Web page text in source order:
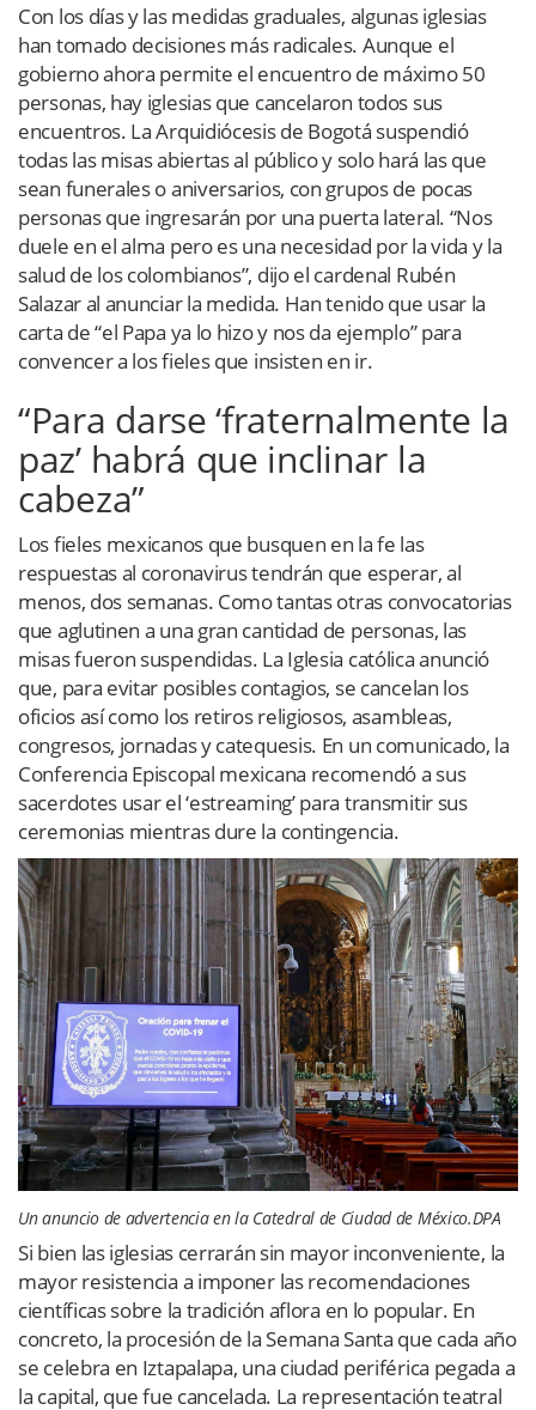
Con los días y las medidas graduales, algunas iglesias
han tomado decisiones más radicales. Aunque el
gobierno ahora permite el encuentro de máximo 50
personas, hay iglesias que cancelaron todos sus
encuentros. La Arquidiócesis de Bogotá suspendió
todas las misas abiertas al público y solo hará las que
sean funerales o aniversarios, con grupos de pocas
personas que ingresarán por una puerta lateral. “Nos
duele en el alma pero es una necesidad por la vida y la
salud de los colombianos”, dijo el cardenal Rubén
Salazar al anunciar la medida. Han tenido que usar la
carta de “el Papa ya lo hizo y nos da ejemplo” para
convencer a los fieles que insisten en ir.
“Para darse ‘fraternalmente la
paz’ habrá que inclinar la
cabeza”
Los fieles mexicanos que busquen en la fe las
respuestas al coronavirus tendrán que esperar, al
menos, dos semanas. Como tantas otras convocatorias
que aglutinen a una gran cantidad de personas, las
misas fueron suspendidas. La Iglesia católica anunció
que, para evitar posibles contagios, se cancelan los
oficios así como los retiros religiosos, asambleas,
congresos, jornadas y catequesis. En un comunicado, la
Conferencia Episcopal mexicana recomendó a sus
sacerdotes usar el ‘estreaming’ para transmitir sus
ceremonias mientras dure la contingencia.
Un anuncio de advertencia en la Catedral de Ciudad de México.DPA
Si bien las iglesias cerrarán sin mayor inconveniente, la
mayor resistencia a imponer las recomendaciones
científicas sobre la tradición aflora en lo popular. En
concreto, la procesión de la Semana Santa que cada año
se celebra en Iztapalapa, una ciudad periférica pegada a
la capital, que fue cancelada. La representación teatral